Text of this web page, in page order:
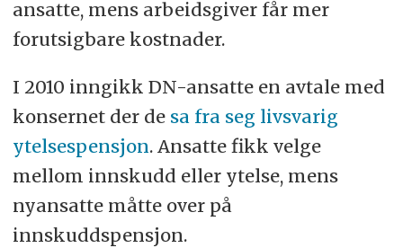
ansatte, mens arbeidsgiver får mer
forutsigbare kostnader.
I 2010 inngikk DN-ansatte en avtale med
konsernet der de sa fra seg livsvarig
ytelsespensjon. Ansatte fikk velge
mellom innskudd eller ytelse, mens
nyansatte måtte over på
innskuddspensjon.